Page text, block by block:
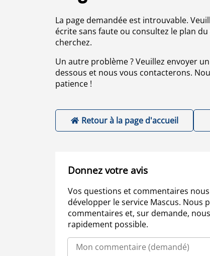
La page demandée est introuvable.
écrite sans faute ou consultez le plan
cherchez.
Un autre problème ? Veuillez envoyer
dessous et nous vous contacterons.
patience !
Retour à la page d'accueil
Donnez votre avis
Vos questions et commentaires
développer le service Mascus. Nous
commentaires et, sur demande,
rapidement possible.